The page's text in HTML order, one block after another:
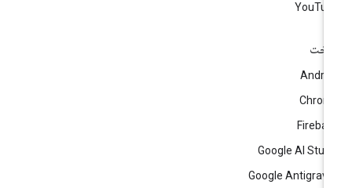
Google AI
Google